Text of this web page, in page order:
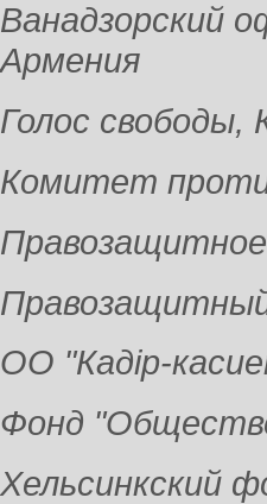
Ванадзорский
Армения
Голос свободы,
Комитет
ОО "Кадiр-
Фонд
Хельсинкский